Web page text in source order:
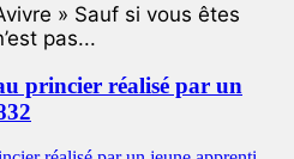
» Sauf si vous êtes
pas...
princier réalisé par un